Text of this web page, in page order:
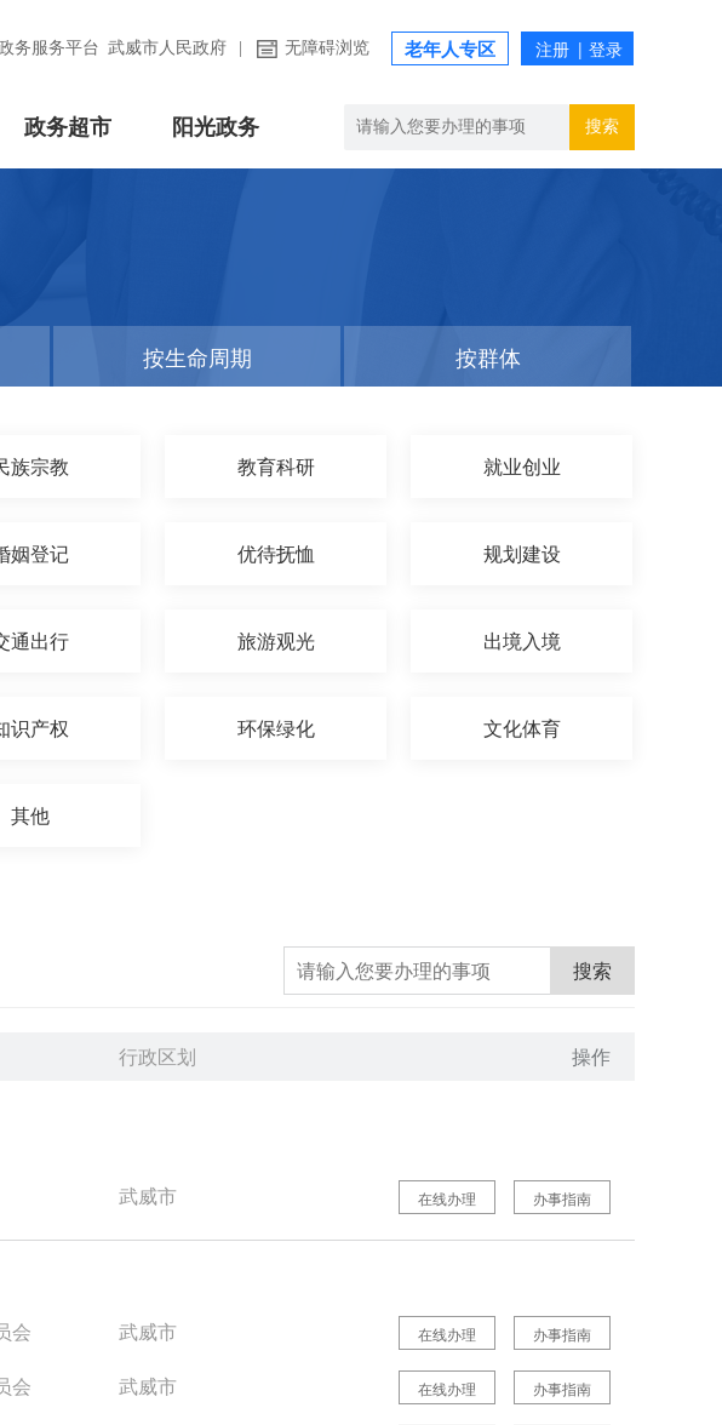
务服务平台 武威市人民政府 无障碍浏览 老年人专区
政务超市 阳光政务 搜索
按生命周期 按群体
族宗教 教育科研 就业创业
姻登记 优待抚恤 规划建设
通出行 旅游观光 出境入境
识产权 环保绿化 文化体育
其他
搜索
行政区划 操作
武威市 办事指南
在线办理
会 武威市 办事指南
在线办理
会 武威市 办事指南
在线办理